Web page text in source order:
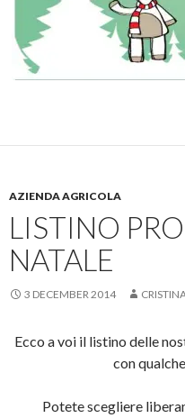
AZIENDA AGRICOLA
LISTINO
NATALE
3 DECEMBER 2014
Ecco a voi il listino delle
con
Potete scegliere